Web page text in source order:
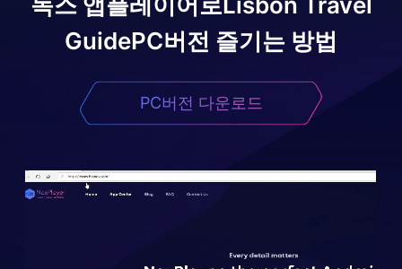
GuidePC버전 즐기는 방법
PC버전 다운로드